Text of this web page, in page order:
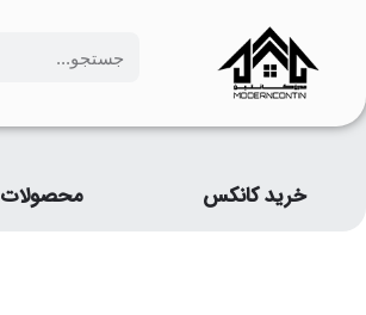
خرید کانکس محصولات